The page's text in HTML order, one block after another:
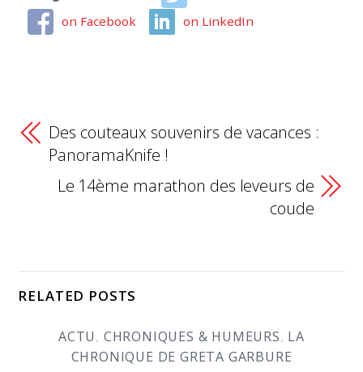
on Facebook
on LinkedIn
Des couteaux souvenirs de vacances :
PanoramaKnife !
Le 14ème marathon des leveurs de
coude
RELATED POSTS
ACTU, CHRONIQUES & HUMEURS, LA
CHRONIQUE DE GRETA GARBURE